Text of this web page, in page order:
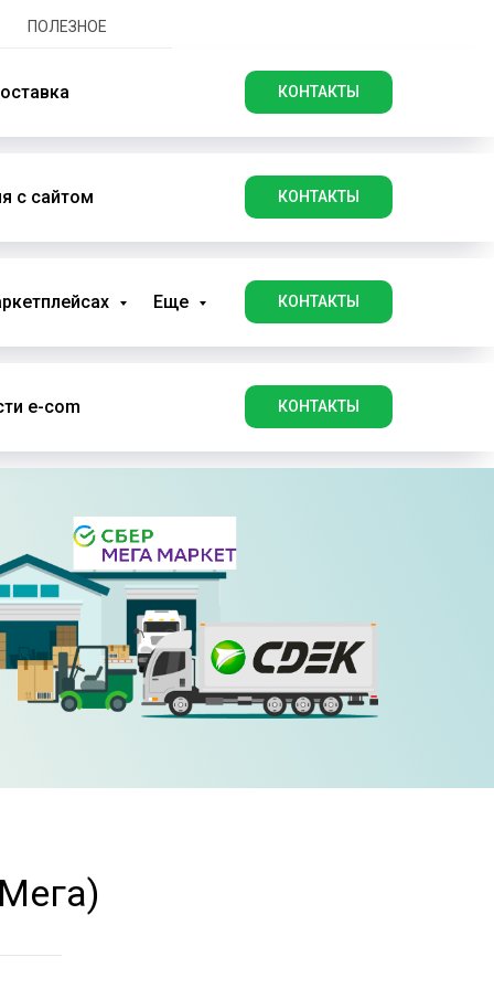
ПОЛЕЗНОЕ
КОНТАКТЫ
с сайтом КОНТАКТЫ
Еще КОНТАКТЫ
e-com КОНТАКТЫ